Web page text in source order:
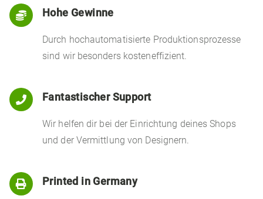
 Hohe Gewinne
Durch hochautomatisierte Produktionsprozesse
sind wir besonders kosteneffizient.
 Fantastischer Support
Wir helfen dir bei der Einrichtung deines Shops
und der Vermittlung von Designern.
 Printed in Germany